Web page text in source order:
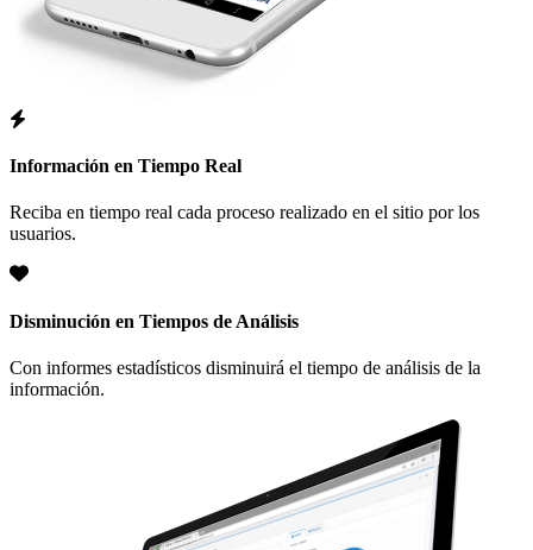
Información en Tiempo Real
Reciba en tiempo real cada proceso realizado en el sitio por los
usuarios.
Disminución en Tiempos de Análisis
Con informes estadísticos disminuirá el tiempo de análisis de la
información.